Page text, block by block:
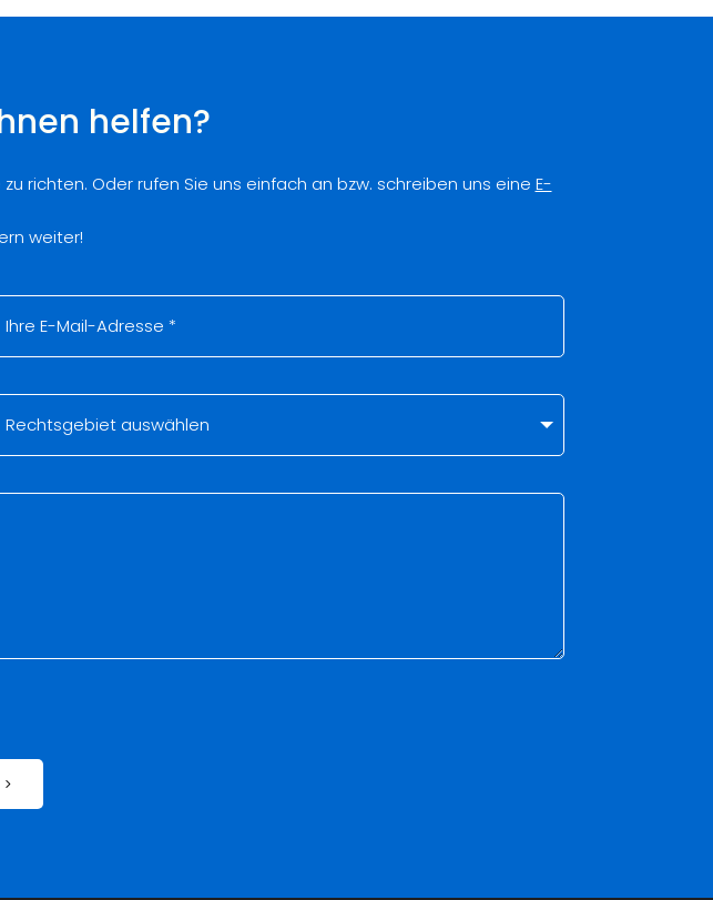
helfen?
richten. Oder rufen Sie uns einfach an bzw. schreiben uns eine E-
weiter!